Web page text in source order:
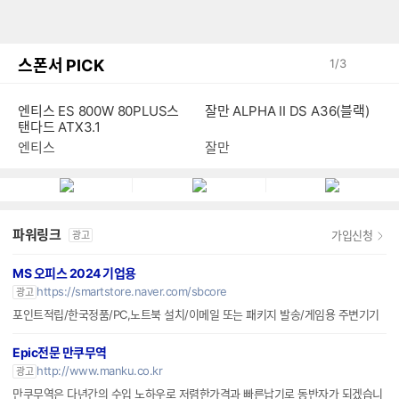
스폰서 PICK 1/3
엔티스 ES 800W 80PLUS스
탠다드 ATX3.1
엔티스
잘만 ALPHA II DS A36(블랙)
잘만
파워링크 광고 가입신청
MS 오피스 2024 기업용
광고 https://smartstore.naver.com/sbcore
포인트적립/한국정품/PC,노트북 설치/이메일 또는 패키지 발송/게임용 주변기기
Epic전문 만쿠무역
광고 http://www.manku.co.kr
만쿠무역은 다년간의 수입 노하우로 저렴한가격과 빠른납기로 동반자가 되겠습니